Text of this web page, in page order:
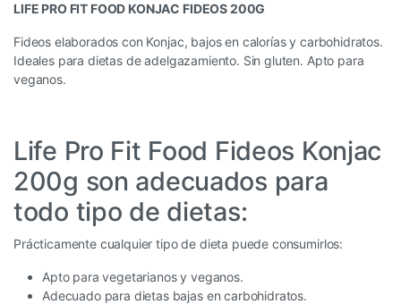
LIFE PRO FIT FOOD KONJAC FIDEOS 200G
Fideos elaborados con Konjac, bajos en calorías y carbohidratos.
Ideales para dietas de adelgazamiento. Sin gluten. Apto para
veganos.
Life Pro Fit Food Fideos Konjac
200g son adecuados para
todo tipo de dietas:
Prácticamente cualquier tipo de dieta puede consumirlos:
Apto para vegetarianos y veganos.
Adecuado para dietas bajas en carbohidratos.